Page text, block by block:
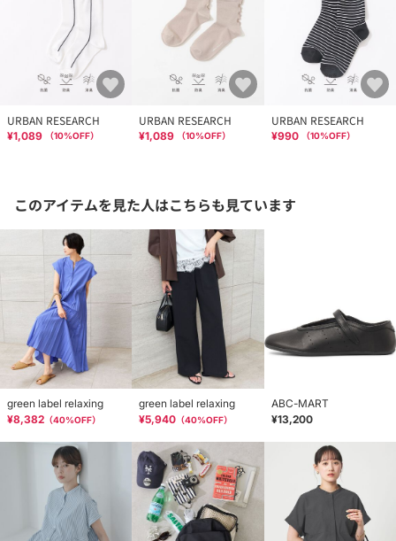
URBAN RESEARCH
¥1,089 （10%OFF）
URBAN RESEARCH
¥1,089 （10%OFF）
URBAN RESEARCH
¥990 （10%OFF）